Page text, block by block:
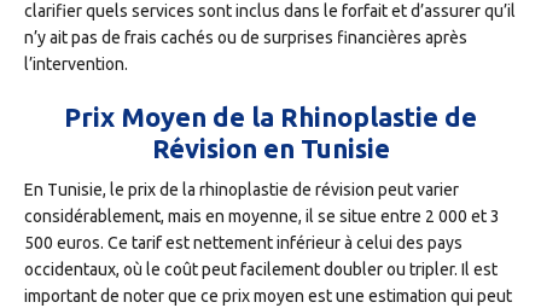
clarifier quels services sont inclus dans le forfait et d’assurer qu’il
n’y ait pas de frais cachés ou de surprises financières après
l’intervention.
Prix Moyen de la Rhinoplastie de
Révision en Tunisie
En Tunisie, le prix de la rhinoplastie de révision peut varier
considérablement, mais en moyenne, il se situe entre 2 000 et 3
500 euros. Ce tarif est nettement inférieur à celui des pays
occidentaux, où le coût peut facilement doubler ou tripler. Il est
important de noter que ce prix moyen est une estimation qui peut